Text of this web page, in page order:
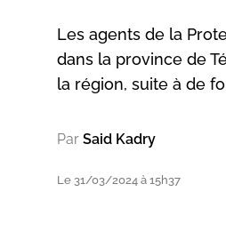
Les agents de la
dans la province de
la région, suite à de
Par Said Kadry
Le 31/03/2024 à 15h37